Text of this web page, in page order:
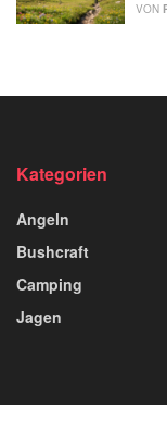
VON
Kategorien
Angeln
Bushcraft
Camping
Jagen